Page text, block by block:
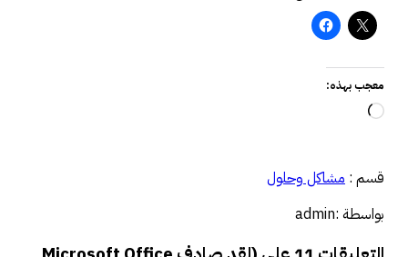
معجب بهذه:
جاري
قسم : مشاكل وحلول
بواسطة :admin